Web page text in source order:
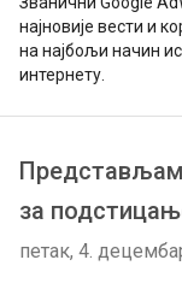
најновије вести и
на најбољи начин
интернету.
за
петак, 4.